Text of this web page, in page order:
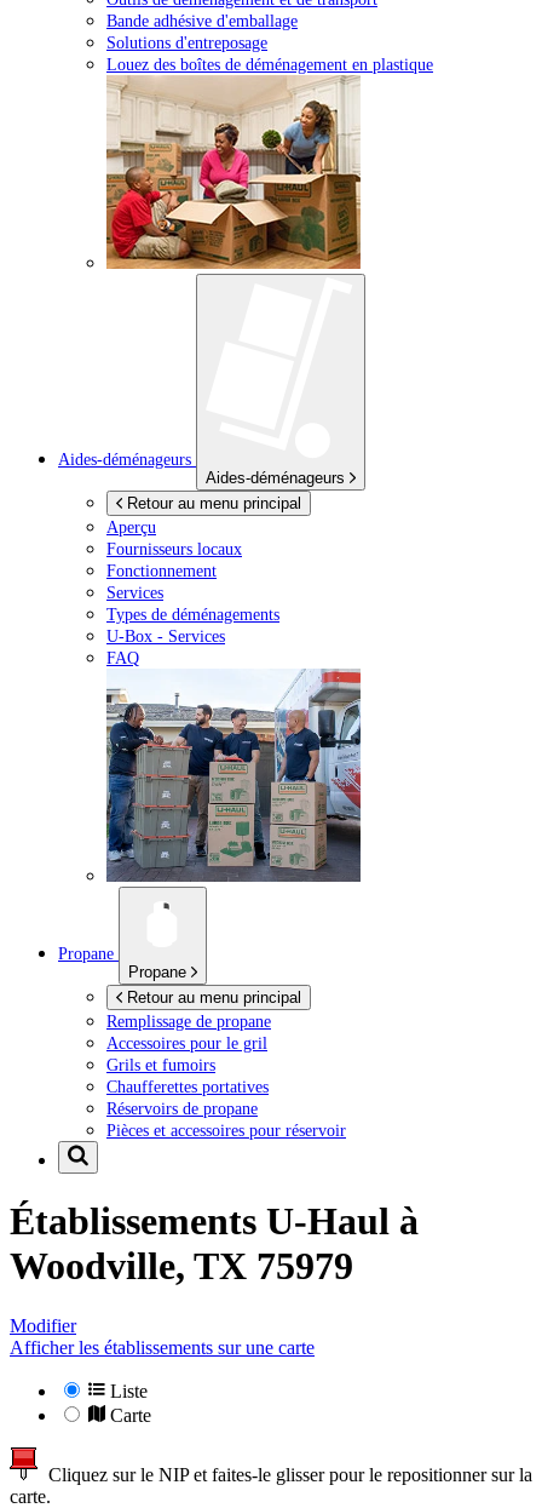
Bande adhésive d'emballage
Solutions d'entreposage
Louez des boîtes de déménagement en plastique
Aides-déménageurs
Aides-déménageurs
Retour au menu principal
Aperçu
Fournisseurs locaux
Fonctionnement
Services
Types de déménagements
U-Box - Services
FAQ
Propane
Propane
Retour au menu principal
Remplissage de propane
Accessoires pour le gril
Grils et fumoirs
Chaufferettes portatives
Réservoirs de propane
Pièces et accessoires pour réservoir
Établissements U-Haul à
Woodville, TX 75979
Modifier
Afficher les établissements sur une carte
Liste
Carte
Cliquez sur le NIP et faites-le glisser pour le repositionner sur la
carte.